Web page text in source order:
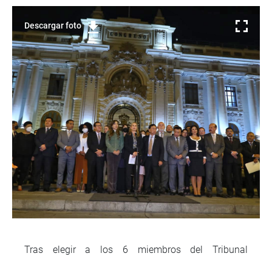
Descargar foto
Tras elegir a los 6 miembros del Tribunal